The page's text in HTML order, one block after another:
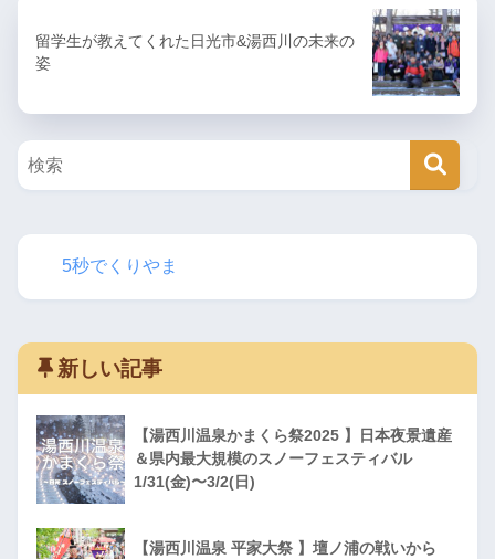
留学生が教えてくれた日光市&湯西川の未来の
姿
5秒でくりやま
新しい記事
【湯西川温泉かまくら祭2025 】日本夜景遺産
＆県内最大規模のスノーフェスティバル
1/31(金)〜3/2(日)
【湯西川温泉 平家大祭 】壇ノ浦の戦いから